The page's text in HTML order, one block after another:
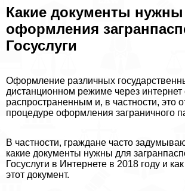
Какие документы
оформления
Госуслуги
Оформление различных
дистанционном режиме через интернет
распространенным и, в частности, это
процедуре оформления заграничного
В частности, граждане часто
какие документы нужны для
Госуслуги в Интернете в 2018 году и
этот документ.